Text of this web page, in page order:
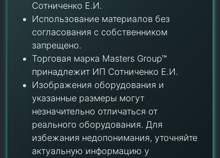
Сотниченко Е.И.
Использование материалов без
согласования с собственником
запрещено.
Торговая марка Masters Group™
принадлежит ИП Сотниченко Е.И.
Изображения оборудования и
указанные размеры могут
незначительно отличаться от
реального оборудования. Для
избежания недопонимания, уточняйте
актуальную информацию у